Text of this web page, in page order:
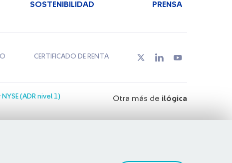
SOSTENIBILIDAD PRENSA
CERTIFICADO DE RENTA
NYSE (ADR nivel 1) Otra más de ilógica